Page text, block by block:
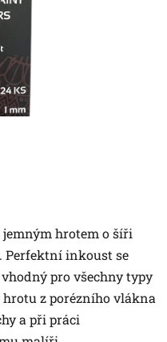
hrotem o šíři
Perfektní inkoust se
pro všechny typy
z porézního vlákna
a při práci